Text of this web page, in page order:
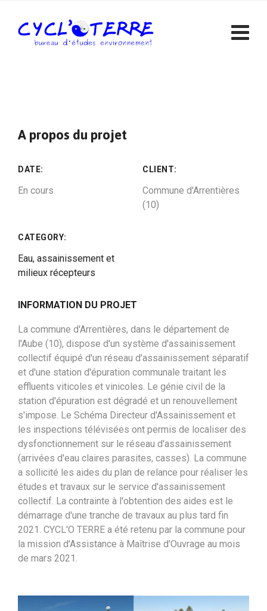
content
A propos du projet
DATE:
En cours
CLIENT:
Commune d'Arrentières
(10)
CATEGORY:
Eau, assainissement et
milieux récepteurs
INFORMATION DU PROJET
La commune d'Arrentières, dans le département de
l'Aube (10), dispose d'un système d'assainissement
collectif équipé d'un réseau d'assainissement séparatif
et d'une station d'épuration communale traitant les
effluents viticoles et vinicoles. Le génie civil de la
station d'épuration est dégradé et un renouvellement
s'impose. Le Schéma Directeur d'Assainissement et
les inspections télévisées ont permis de localiser des
dysfonctionnement sur le réseau d'assainissement
(arrivées d'eau claires parasites, casses). La commune
a sollicité les aides du plan de relance pour réaliser les
études et travaux sur le service d'assainissement
collectif. La contrainte à l'obtention des aides est le
démarrage d'une tranche de travaux au plus tard fin
2021. CYCL'O TERRE a été retenu par la commune pour
la mission d'Assistance à Maîtrise d'Ouvrage au mois
de mars 2021.